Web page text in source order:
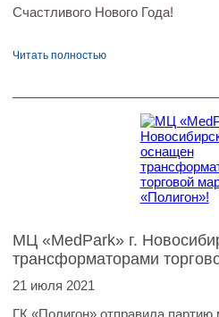
Счастливого Нового Года!
Читать полностью
МЦ «MedPark» г.
трансформаторами
21 июля 2021
ГК «Полигон» отправила партию